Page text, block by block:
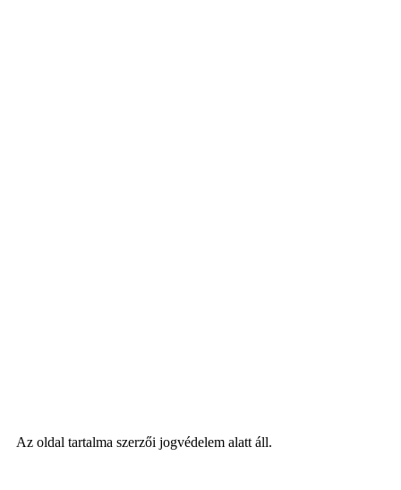
Az oldal tartalma szerzői jogvédelem alatt áll.